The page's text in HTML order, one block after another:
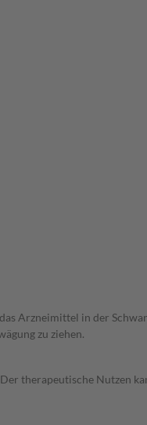
Arzneimittel in der
zu ziehen.
therapeutische Nutzen